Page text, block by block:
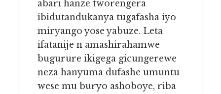
abari hanze tworengera
ibidutandukanya tugafasha iyo
miryango yose yabuze. Leta
ifatanije n amashirahamwe
bugurure ikigega gicungerewe
neza hanyuma dufashe umuntu
wese mu buryo ashoboye, riba